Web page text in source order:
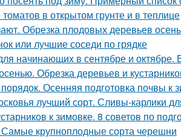
в открытом грунте и в теплице
Обрезка плодовых деревьев
или лучшие соседи по грядке
начинающих в сентябре и октябре.
Обрезка деревьев и
Осенняя подготовка почвы к
лучший сорт. Сливы-карлики
к зимовке. 8 советов по
крупноплодные сорта черешни